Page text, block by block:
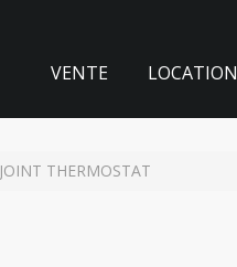
VENTE LOCATION
JOINT THERMOSTAT